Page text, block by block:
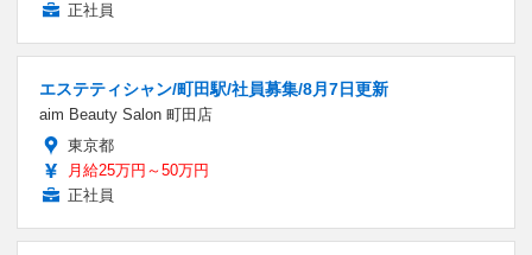
正社員
エステティシャン/町田駅/社員募集/8月7日更新
aim Beauty Salon 町田店
東京都
月給25万円～50万円
正社員